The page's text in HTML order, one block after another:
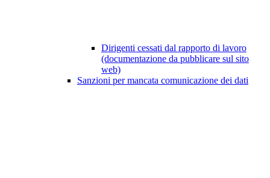
Dirigenti cessati dal rapporto di lavoro
(documentazione da pubblicare sul sito
web)
Sanzioni per mancata comunicazione dei dati